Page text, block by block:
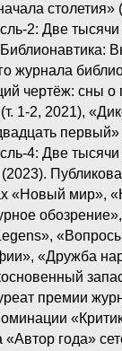
столетия»
2: Две
журнала
чертёж: сны о
1-2, 2021),
первый»
4: Две тысячи
«Новый мир»,
«Дружба
премии
«Автор года»